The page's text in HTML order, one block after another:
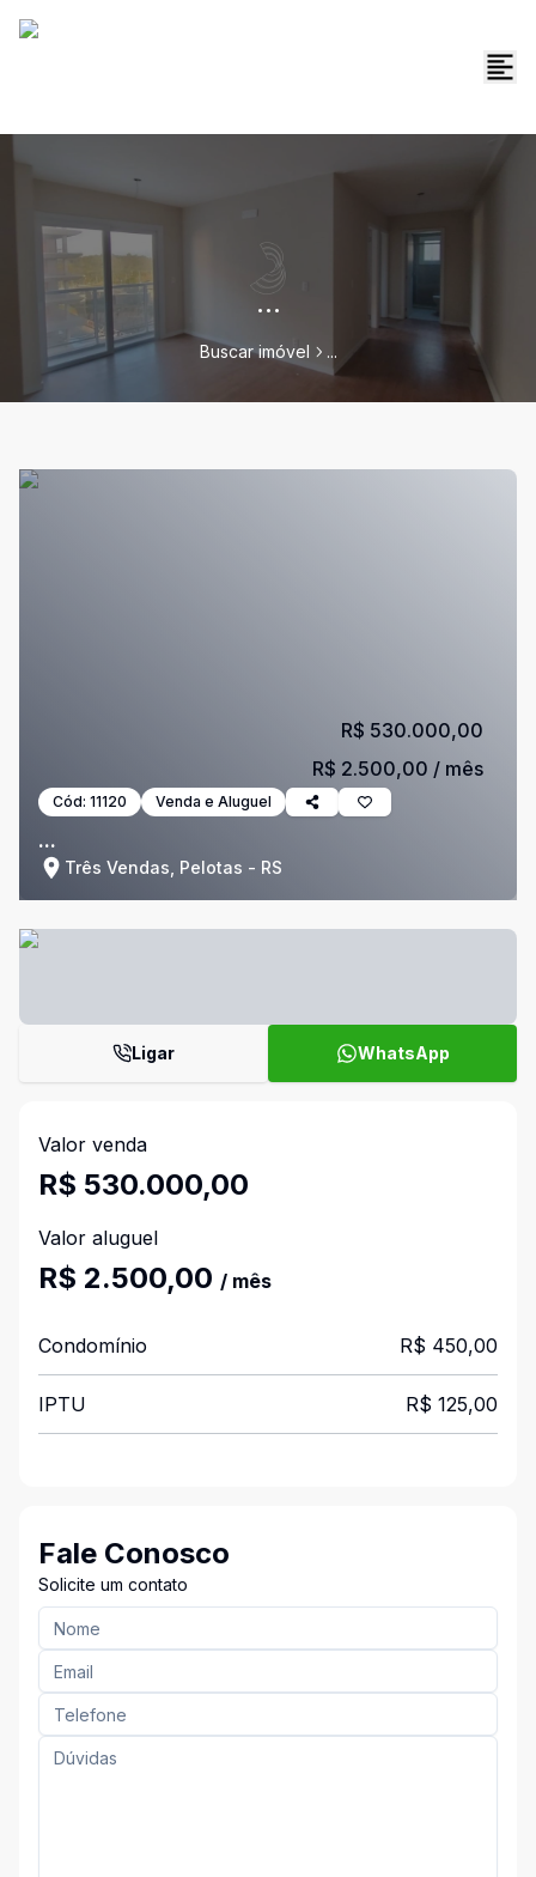
...
Buscar imóvel ...
Cód: 11120 Venda e Aluguel
...
Três Vendas, Pelotas - RS
R$ 530.000,00
R$ 2.500,00 / mês
Ligar WhatsApp
Valor venda
R$ 530.000,00
Valor aluguel
R$ 2.500,00 / mês
Condomínio R$ 450,00
IPTU R$ 125,00
Fale Conosco
Solicite um contato